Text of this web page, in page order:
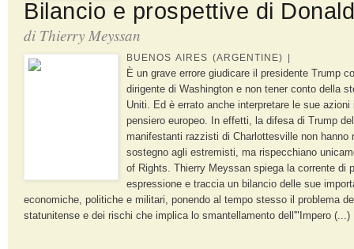
Bilancio e prospettive di
di Thierry Meyssan
BUENOS AIRES (ARGENTINE)
È un grave errore giudicare il presidente Trump
dirigente di Washington e non tener conto della
Uniti. Ed è errato anche interpretare le sue
pensiero europeo. In effetti, la difesa di Trump
manifestanti razzisti di Charlottesville non hanno
sostegno agli estremisti, ma rispecchiano
of Rights. Thierry Meyssan spiega la corrente di
espressione e traccia un bilancio delle sue
economiche, politiche e militari, ponendo al tempo stesso il problema
statunitense e dei rischi che implica lo smantellamento dell'"Impero (...)